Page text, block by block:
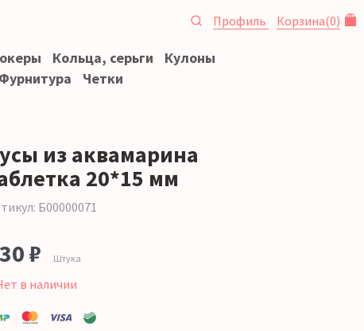
Профиль Корзина(0)
Кольца, серьги
Кулоны
Фурнитура Четки
из аквамарина
20*15 мм
Б00000071
₽ Штука
в наличии